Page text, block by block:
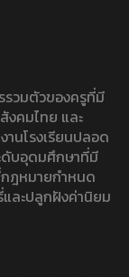
รวมตัวของครูที่มี
งคมไทย และ
นโรงเรียนปลอด
ดับอุดมศึกษาที่มี
ฎหมายกำหนด
และปลูกฝังค่านิยม